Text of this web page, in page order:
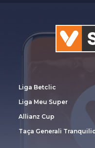
Liga Betclic
Liga Meu Super
Allianz Cup
Taça Generali